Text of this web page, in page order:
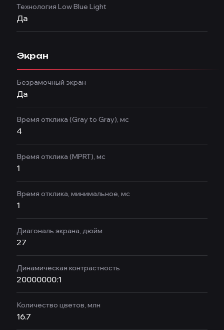
Технология Low Blue Light
Да
Экран
Безрамочный экран
Да
Время отклика (Gray to Gray), мс
4
Время отклика (MPRT), мс
1
Время отклика, минимальное, мс
1
Диагональ экрана, дюйм
27
Динамическая контрастность
20000000:1
Количество цветов, млн
16.7